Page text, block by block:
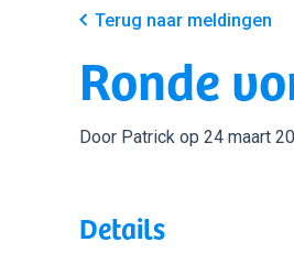
Terug naar meldingen
Ronde
Door Patrick op 24 maart
Details